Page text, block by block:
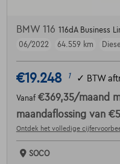
BMW 116 116dA Business
06/2022
64.559 km
€19.248 1 ✓ BTW
Vanaf €369,35/maand
maandaflossing van
Ontdek het volledige
SOCO